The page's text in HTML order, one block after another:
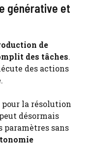
générative et
de
des tâches.
des actions
la résolution
désormais
paramètres sans